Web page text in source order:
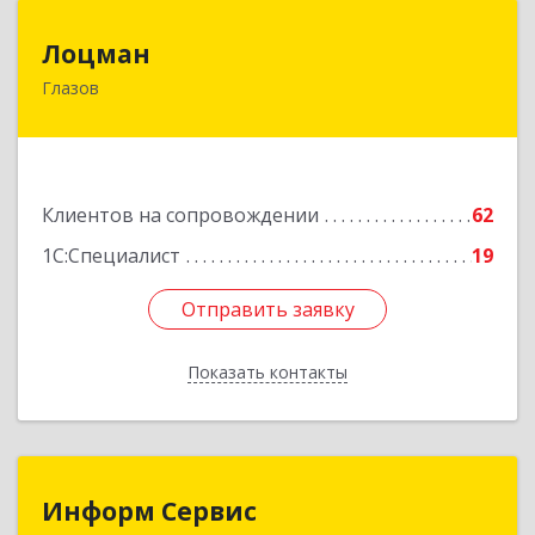
Лоцман
Глазов
Клиентов на сопровождении
62
1С:Специалист
19
Отправить заявку
Показать контакты
427620, Удмуртская Респ, Глазов г, Сибирская
Отправить заявку
Назад
Информ Сервис